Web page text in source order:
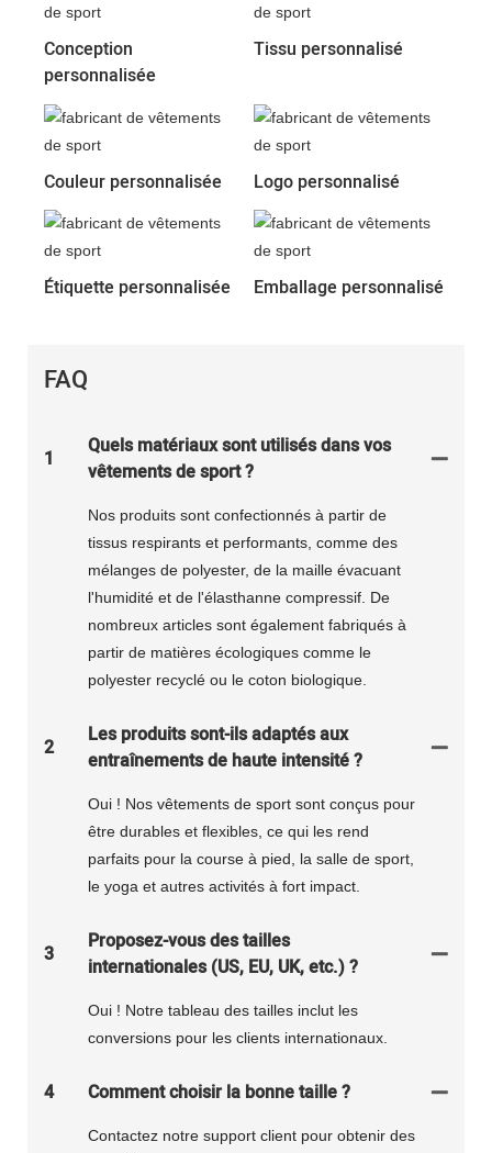
Conception
personnalisée
Tissu personnalisé
Couleur personnalisée Logo personnalisé
Étiquette personnalisée Emballage personnalisé
FAQ
1
Quels matériaux sont utilisés dans vos
vêtements de sport ?
Nos produits sont confectionnés à partir de
tissus respirants et performants, comme des
mélanges de polyester, de la maille évacuant
l'humidité et de l'élasthanne compressif. De
nombreux articles sont également fabriqués à
partir de matières écologiques comme le
polyester recyclé ou le coton biologique.
2
Les produits sont-ils adaptés aux
entraînements de haute intensité ?
Oui ! Nos vêtements de sport sont conçus pour
être durables et flexibles, ce qui les rend
parfaits pour la course à pied, la salle de sport,
le yoga et autres activités à fort impact.
3
Proposez-vous des tailles
internationales (US, EU, UK, etc.) ?
Oui ! Notre tableau des tailles inclut les
conversions pour les clients internationaux.
4 Comment choisir la bonne taille ?
Contactez notre support client pour obtenir des